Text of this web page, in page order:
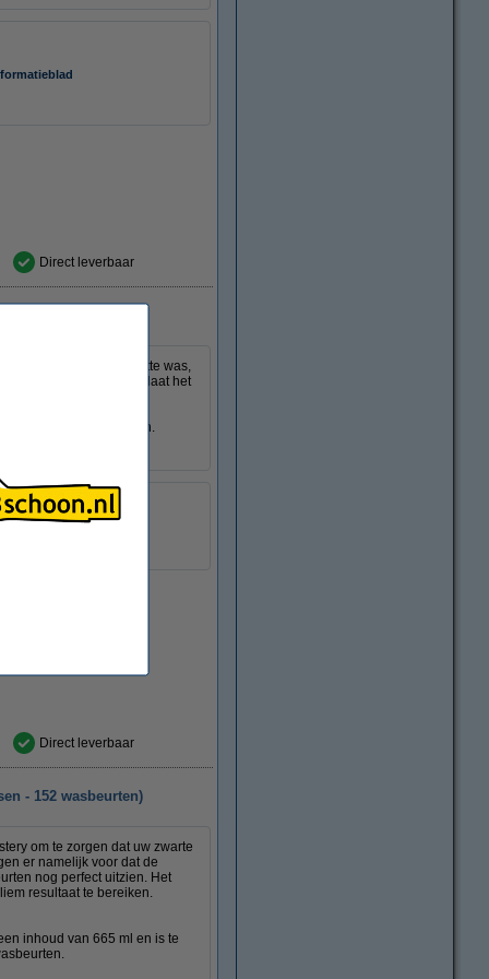
Direct leverbaar
beschermt uw witte was,
wasmiddel. Bovendien laat het
voor 112 wasbeurten.
Direct leverbaar
- 152 wasbeurten)
om te zorgen dat uw zwarte
er namelijk voor dat de
nog perfect uitzien. Het
resultaat te bereiken.
inhoud van 665 ml en is te